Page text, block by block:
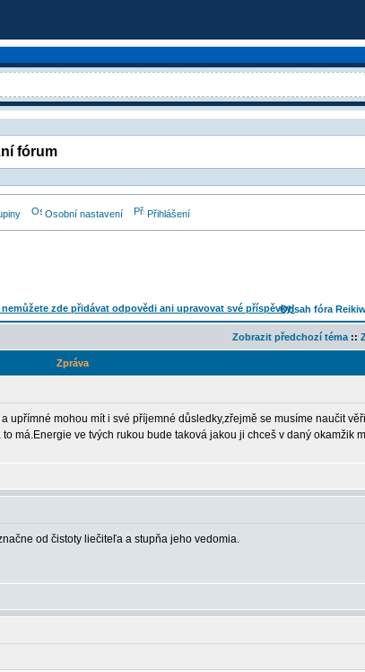
fórum
Osobní nastavení Přihlášení
Obsah fóra
Zobrazit předchozí téma ::
Zpráva
upřímné mohou mít i své příjemné důsledky,zřejmě se musíme naučit
má.Energie ve tvých rukou bude taková jakou ji chceš v daný okamžik
od čistoty liečiteľa a stupňa jeho vedomia.